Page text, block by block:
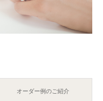
オーダー例のご紹介